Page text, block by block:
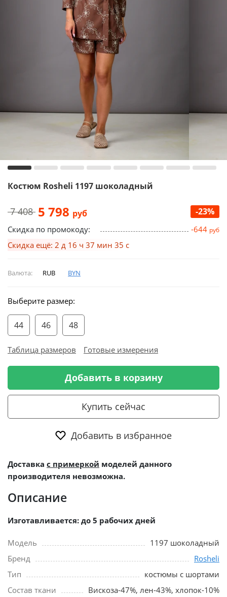
Костюм Rosheli 1197 шоколадный
7 408 5 798 руб -23%
Скидка по промокоду: -644 руб
Скидка ещё: 2 д 16 ч 37 мин 35 с
Валюта: RUB BYN
Выберите размер:
44 46 48
Таблица размеров Готовые измерения
Добавить в корзину
Купить сейчас
Добавить в избранное
Доставка с примеркой моделей данного
производителя невозможна.
Описание
Изготавливается: до 5 рабочих дней
Модель
1197 шоколадный
Бренд
Rosheli
Тип
костюмы с шортами
Состав ткани
Вискоза-47%, лен-43%, хлопок-10%